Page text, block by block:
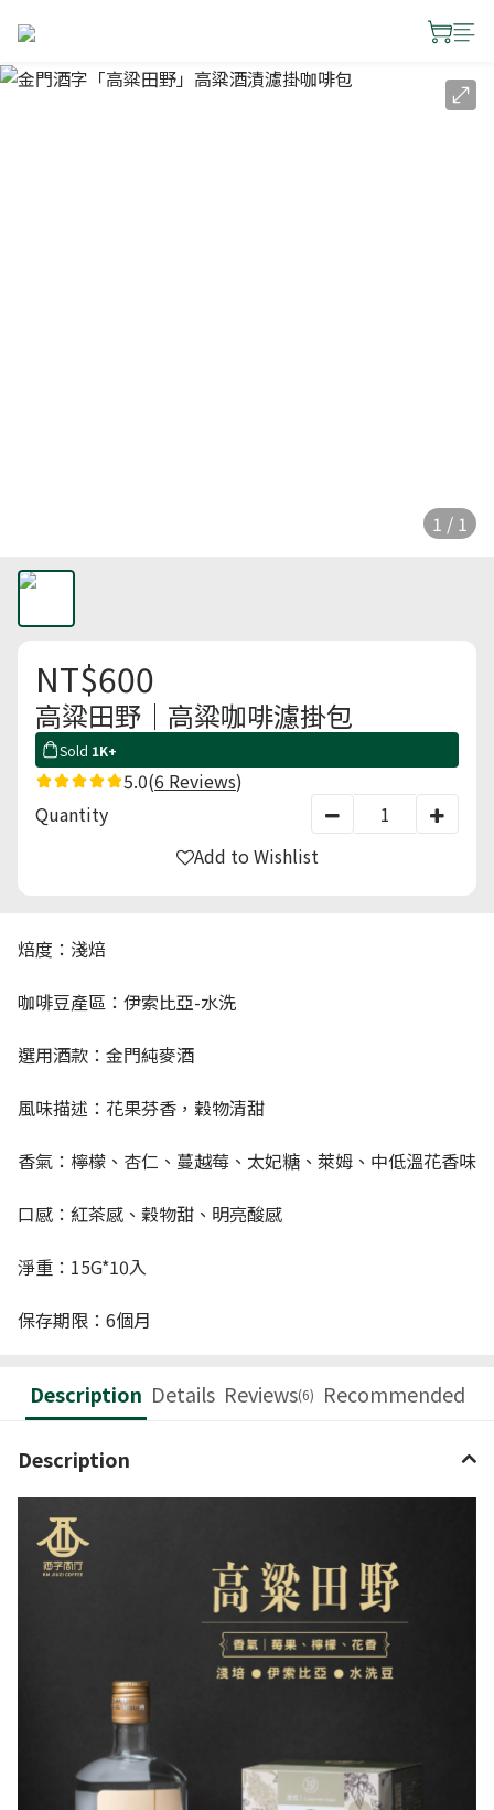
1 / 1
NT$600
高粱田野｜高粱咖啡濾掛包
Sold 1K+
5.0(6 Reviews)
Quantity
Add to Wishlist
焙度：淺焙
咖啡豆產區：伊索比亞-水洗
選用酒款：金門純麥酒
風味描述：花果芬香，穀物清甜
香氣：檸檬、杏仁、蔓越莓、太妃糖、萊姆、中低溫花香味
口感：紅茶感、穀物甜、明亮酸感
淨重：15G*10入
保存期限：6個月
Description Details Reviews(6) Recommended
Description